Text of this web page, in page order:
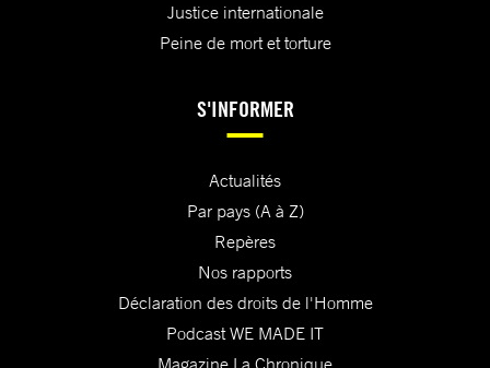
Justice internationale
Peine de mort et torture
S'INFORMER
Actualités
Par pays (A à Z)
Repères
Nos rapports
Déclaration des droits de l'Homme
Podcast WE MADE IT